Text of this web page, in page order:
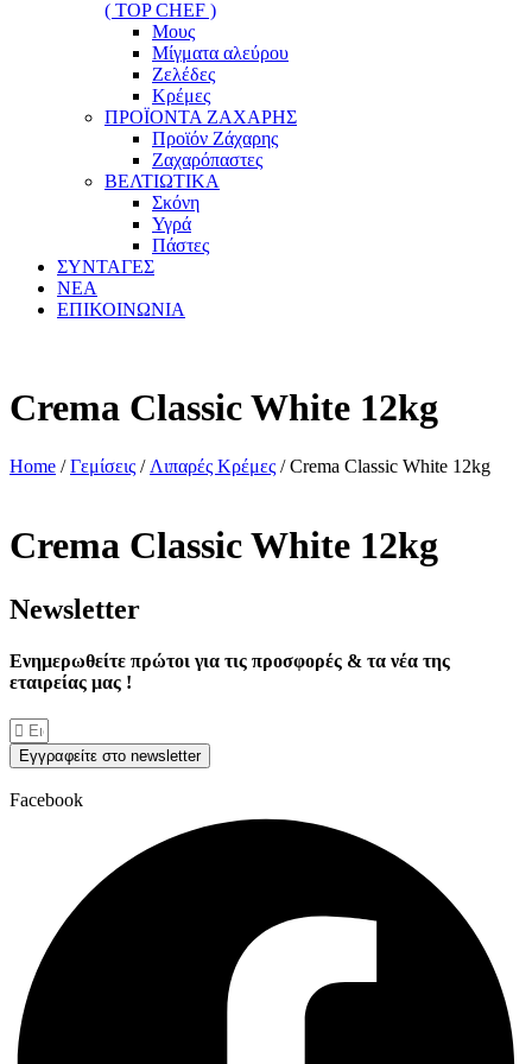
( TOP CHEF )
Μους
Μίγματα αλεύρου
Ζελέδες
Κρέμες
ΠΡΟΪΟΝΤΑ ΖΑΧΑΡΗΣ
Προϊόν Ζάχαρης
Ζαχαρόπαστες
ΒΕΛΤΙΩΤΙΚΑ
Σκόνη
Υγρά
Πάστες
ΣΥΝΤΑΓΕΣ
ΝΕΑ
ΕΠΙΚΟΙΝΩΝΙΑ
Crema Classic White 12kg
Home /Γεμίσεις / Λιπαρές Κρέμες / Crema Classic White 12kg
Crema Classic White 12kg
Νewsletter
Ενημερωθείτε πρώτοι για τις προσφορές & τα νέα της
εταιρείας μας !
Εγγραφείτε στο newsletter
Facebook